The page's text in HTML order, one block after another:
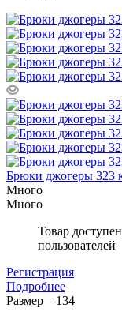
Брюки джогеры 323
Много
Много
Товар
пользователей
Регистрация
Подробнее
Размер—134